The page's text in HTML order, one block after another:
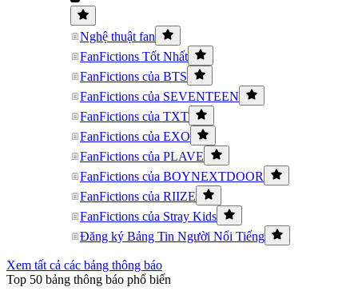
Nghệ thuật fan
FanFictions Tốt Nhất
FanFictions của BTS
FanFictions của SEVENTEEN
FanFictions của TXT
FanFictions của EXO
FanFictions của PLAVE
FanFictions của BOYNEXTDOOR
FanFictions của RIIZE
FanFictions của Stray Kids
Đăng ký Bảng Tin Người Nổi Tiếng
Xem tất cả các bảng thông báo
Top 50 bảng thông báo phổ biến